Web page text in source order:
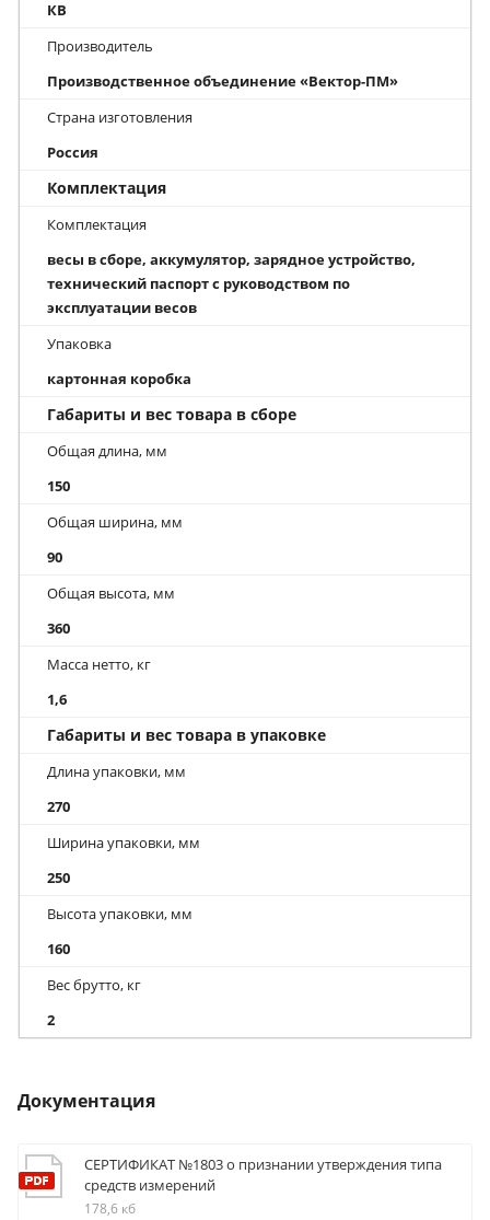
КВ
Производитель
Производственное объединение «Вектор-ПМ»
Страна изготовления
Россия
Комплектация
Комплектация
весы в сборе, аккумулятор, зарядное устройство,
технический паспорт с руководством по
эксплуатации весов
Упаковка
картонная коробка
Габариты и вес товара в сборе
Общая длина, мм
150
Общая ширина, мм
90
Общая высота, мм
360
Масса нетто, кг
1,6
Габариты и вес товара в упаковке
Длина упаковки, мм
270
Ширина упаковки, мм
250
Высота упаковки, мм
160
Вес брутто, кг
2
Документация
СЕРТИФИКАТ №1803 о признании утверждения типа
средств измерений
178,6 кб